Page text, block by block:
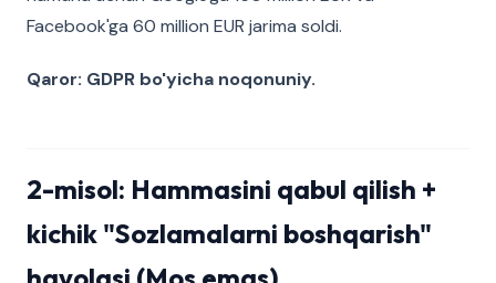
Facebook'ga 60 million EUR jarima soldi.
Qaror: GDPR bo'yicha noqonuniy.
2-misol: Hammasini qabul qilish +
kichik "Sozlamalarni boshqarish"